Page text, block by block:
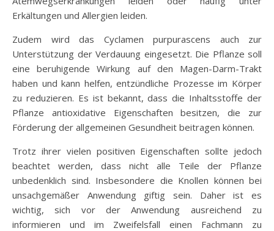
Erkältungen und Allergien leiden.
Zudem wird das Cyclamen purpurascens auch zur
Unterstützung der Verdauung eingesetzt. Die Pflanze soll
eine beruhigende Wirkung auf den Magen-Darm-Trakt
haben und kann helfen, entzündliche Prozesse im Körper
zu reduzieren. Es ist bekannt, dass die Inhaltsstoffe der
Pflanze antioxidative Eigenschaften besitzen, die zur
Förderung der allgemeinen Gesundheit beitragen können.
Trotz ihrer vielen positiven Eigenschaften sollte jedoch
beachtet werden, dass nicht alle Teile der Pflanze
unbedenklich sind. Insbesondere die Knollen können bei
unsachgemäßer Anwendung giftig sein. Daher ist es
wichtig, sich vor der Anwendung ausreichend zu
informieren und im Zweifelsfall einen Fachmann zu